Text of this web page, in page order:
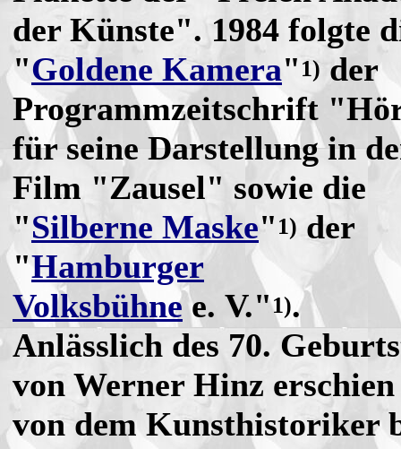
der Künste". 1984 folgte
"Goldene Kamera" 1) der
Programmzeitschrift
für seine Darstellung in
Film "Zausel" sowie die
"Silberne Maske" 1) der
"Hamburger
Volksbühnee. V."1).
Anlässlich des 70.
von Werner Hinz erschien
von dem Kunsthistoriker